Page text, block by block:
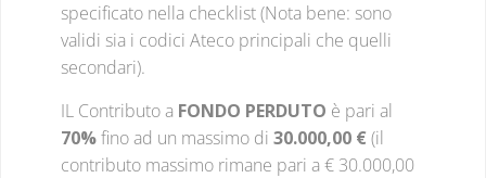
specificato nella checklist (Nota bene: sono
validi sia i codici Ateco principali che quelli
secondari).
IL Contributo a FONDO PERDUTO è pari al
70%fino ad un massimo di 30.000,00 € (il
contributo massimo rimane pari a € 30.000,00